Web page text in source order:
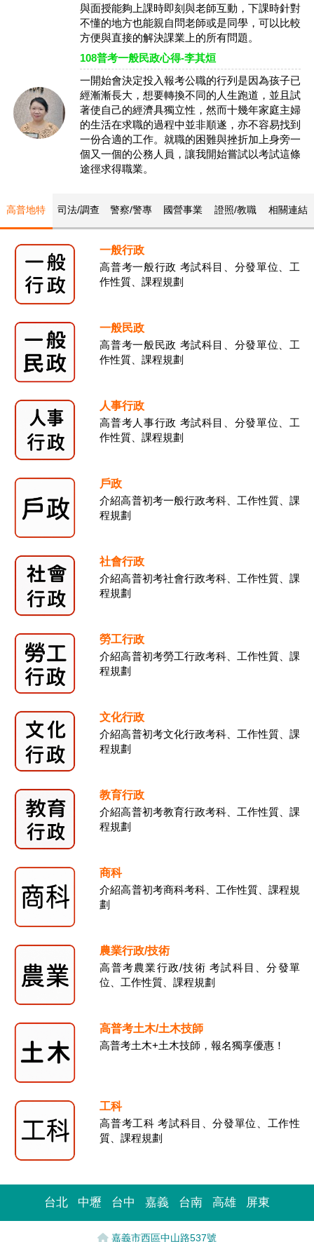
與面授能夠上課時即刻與老師互動，下課時針對
不懂的地方也能親自問老師或是同學，可以比較
方便與直接的解決課業上的所有問題。
108普考一般民政心得-李其烜
一開始會決定投入報考公職的行列是因為孩子已
經漸漸長大，想要轉換不同的人生跑道，並且試
著使自己的經濟具獨立性，然而十幾年家庭主婦
的生活在求職的過程中並非順遂，亦不容易找到
一份合適的工作。就職的困難與挫折加上身旁一
個又一個的公務人員，讓我開始嘗試以考試這條
途徑求得職業。
高普地特 司法/調查 警察/警專 國營事業 證照/教職 相關連結
一般行政
高普考一般行政 考試科目、分發單位、工
作性質、課程規劃
一般民政
高普考一般民政 考試科目、分發單位、工
作性質、課程規劃
人事行政
高普考人事行政 考試科目、分發單位、工
作性質、課程規劃
戶政
介紹高普初考一般行政考科、工作性質、課
程規劃
社會行政
介紹高普初考社會行政考科、工作性質、課
程規劃
勞工行政
介紹高普初考勞工行政考科、工作性質、課
程規劃
文化行政
介紹高普初考文化行政考科、工作性質、課
程規劃
教育行政
介紹高普初考教育行政考科、工作性質、課
程規劃
商科
介紹高普初考商科考科、工作性質、課程規
劃
農業行政/技術
高普考農業行政/技術 考試科目、分發單
位、工作性質、課程規劃
高普考土木/土木技師
高普考土木+土木技師，報名獨享優惠！
工科
高普考工科 考試科目、分發單位、工作性
質、課程規劃
台北 中壢 台中 嘉義 台南 高雄 屏東
嘉義市西區中山路537號